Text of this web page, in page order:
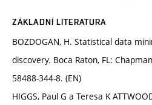
ZÁKLADNÍ LITERATURA
BOZDOGAN, H. Statistical data
discovery. Boca Raton, FL:
58488-344-8. (EN)
HIGGS, Paul G a Teresa K